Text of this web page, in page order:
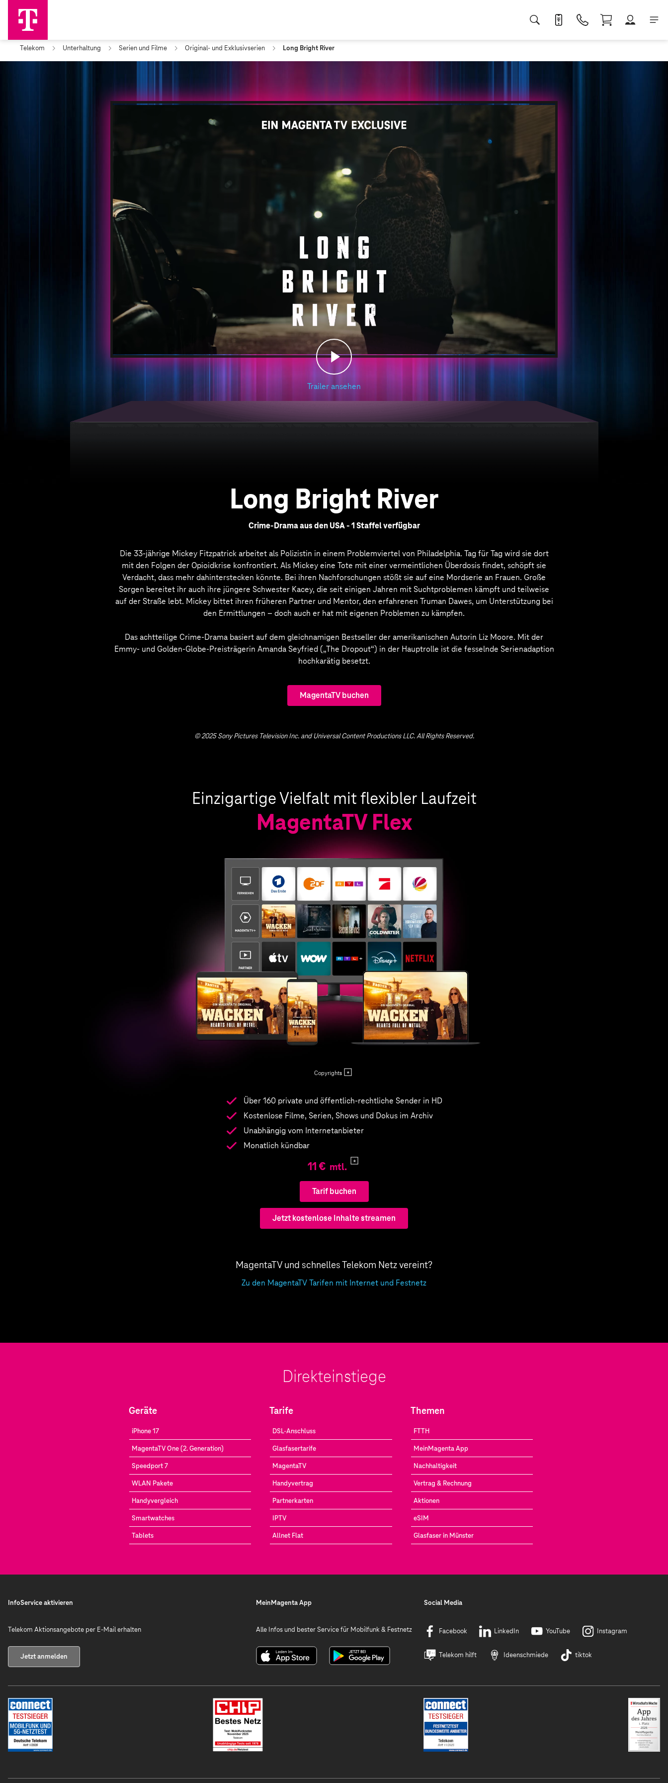
Telekom Unterhaltung Serien und Filme Original- und Exklusivserien Long Bright River
Play
Trailer ansehen
Long Bright River
Crime-Drama aus den USA - 1 Staffel verfügbar
Die 33-jährige Mickey Fitzpatrick arbeitet als Polizistin in einem Problemviertel von Philadelphia. Tag für Tag wird sie dort
mit den Folgen der Opioidkrise konfrontiert. Als Mickey eine Tote mit einer vermeintlichen Überdosis findet, schöpft sie
Verdacht, dass mehr dahinterstecken könnte. Bei ihren Nachforschungen stößt sie auf eine Mordserie an Frauen. Große
Sorgen bereitet ihr auch ihre jüngere Schwester Kacey, die seit einigen Jahren mit Suchtproblemen kämpft und teilweise
auf der Straße lebt. Mickey bittet ihren früheren Partner und Mentor, den erfahrenen Truman Dawes, um Unterstützung bei
den Ermittlungen – doch auch er hat mit eigenen Problemen zu kämpfen.
Das achtteilige Crime-Drama basiert auf dem gleichnamigen Bestseller der amerikanischen Autorin Liz Moore. Mit der
Emmy- und Golden-Globe-Preisträgerin Amanda Seyfried („The Dropout“) in der Hauptrolle ist die fesselnde Serienadaption
hochkarätig besetzt.
MagentaTV buchen
© 2025 Sony Pictures Television Inc. and Universal Content Productions LLC. All Rights Reserved.
Einzigartige Vielfalt mit flexibler Laufzeit
MagentaTV Flex
Copyrights
Über 160 private und öffentlich-rechtliche Sender in HD
Kostenlose Filme, Serien, Shows und Dokus im Archiv
Unabhängig vom Internetanbieter
Monatlich kündbar
11 € mtl.
Tarif buchen
Jetzt kostenlose Inhalte streamen
MagentaTV und schnelles Telekom Netz vereint?
Zu den MagentaTV Tarifen mit Internet und Festnetz
Direkteinstiege
Geräte
iPhone 17
MagentaTV One (2. Generation)
Speedport 7
WLAN Pakete
Handyvergleich
Smartwatches
Tablets
Tarife
DSL-Anschluss
Glasfasertarife
MagentaTV
Handyvertrag
Partnerkarten
IPTV
Allnet Flat
Themen
FTTH
MeinMagenta App
Nachhaltigkeit
Vertrag & Rechnung
Aktionen
eSIM
Glasfaser in Münster
InfoService aktivieren
Telekom Aktionsangebote per E-Mail erhalten
Jetzt anmelden
MeinMagenta App
Alle Infos und bester Service für Mobilfunk & Festnetz
Social Media
Facebook LinkedIn YouTube Instagram
Telekom hilft Ideenschmiede tiktok